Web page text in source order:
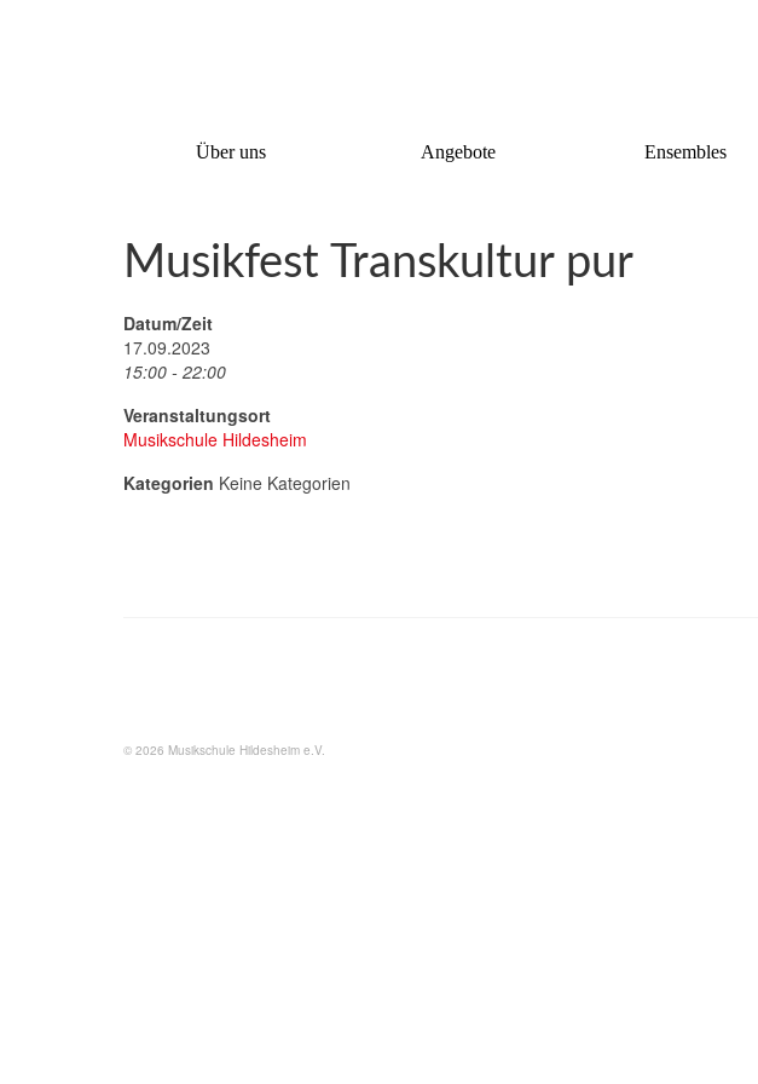
Über uns Angebote Ensembles
Musikfest Transkultur pur
Datum/Zeit
17.09.2023
15:00 - 22:00
Veranstaltungsort
Musikschule Hildesheim
Kategorien Keine Kategorien
© 2026 Musikschule Hildesheim e.V.